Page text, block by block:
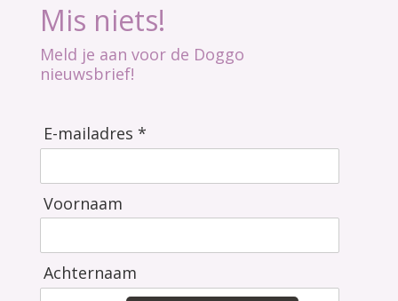
Mis niets!
Meld je aan voor de Doggo
nieuwsbrief!
E-mailadres *
Voornaam
Achternaam